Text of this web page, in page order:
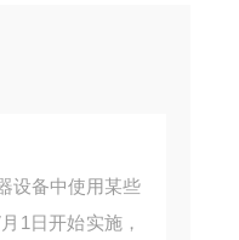
设备中使用某些
1日开始实施，